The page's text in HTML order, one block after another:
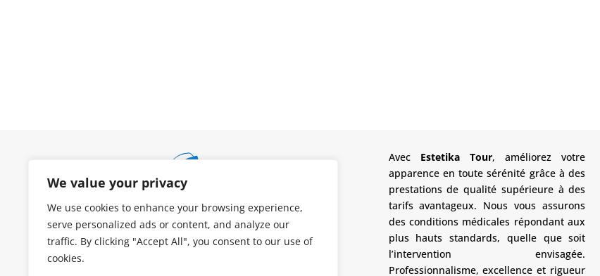
We value your privacy
We use cookies to enhance your browsing experience,
serve personalized ads or content, and analyze our
traffic. By clicking "Accept All", you consent to our use of
cookies.
Avec Estetika Tour, améliorez votre
apparence en toute sérénité grâce à des
prestations de qualité supérieure à des
tarifs avantageux. Nous vous assurons
des conditions médicales répondant aux
plus hauts standards, quelle que soit
l’intervention envisagée.
Professionnalisme, excellence et rigueur